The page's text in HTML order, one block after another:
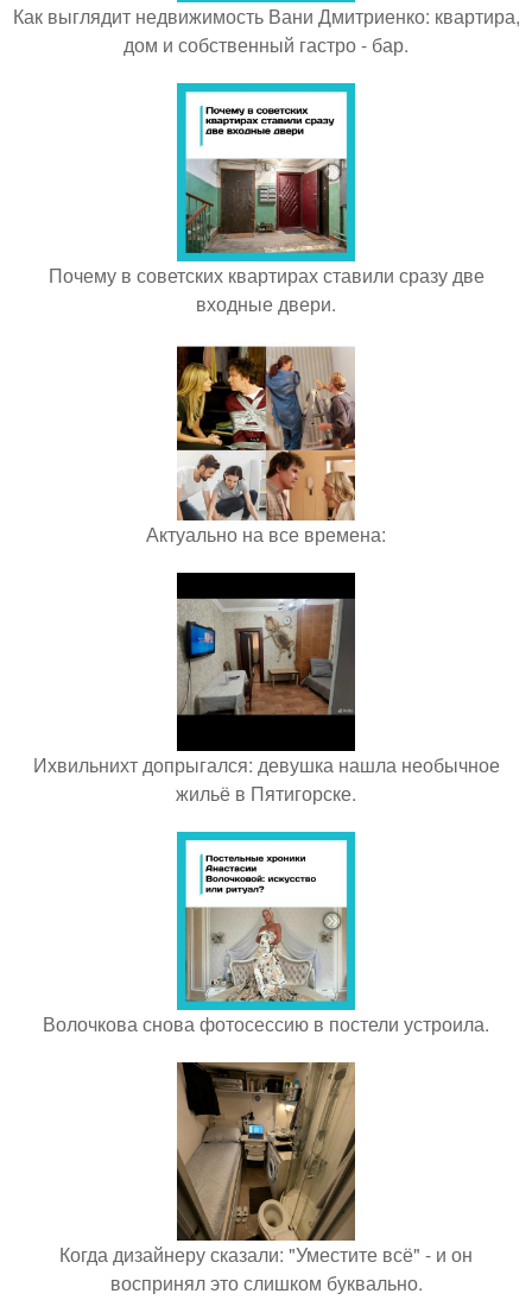
Как выглядит недвижимость Вани Дмитриенко: квартира,
дом и собственный гастро - бар.
Почему в советских квартирах ставили сразу две
входные двери.
Актуально на все времена:
Ихвильнихт допрыгался: девушка нашла необычное
жильё в Пятигорске.
Волочкова снова фотосессию в постели устроила.
Когда дизайнеру сказали: "Уместите всё" - и он
воспринял это слишком буквально.